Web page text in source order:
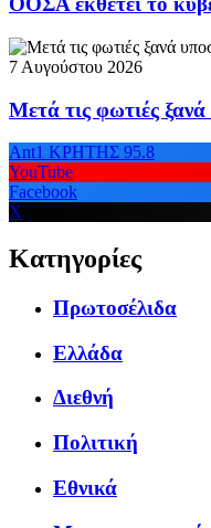
7 Αυγούστου 2026
Μετά τις φωτιές
Ant1 ΚΡΗΤΗΣ 95.8
YouTube
Facebook
X
Κατηγορίες
Πρωτοσέλιδα
Ελλάδα
Διεθνή
Πολιτική
Εθνικά